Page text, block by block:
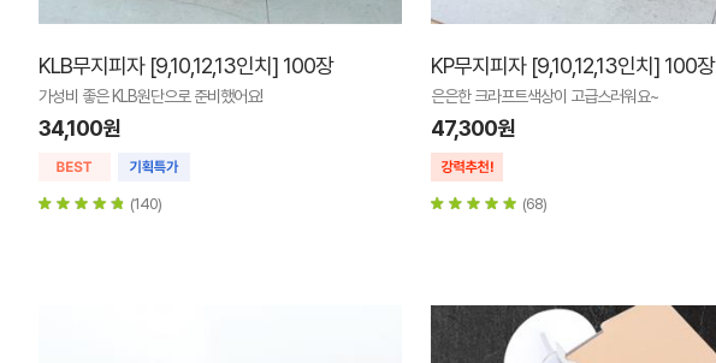
KLB무지피자 [9,10,12,13인치] 100장
가성비 좋은 KLB원단으로 준비했어요!
34,100원
(140)
KP무지피자 [9,10,12,13인치] 100장
은은한 크라프트색상이 고급스러워요~
47,300원
(68)